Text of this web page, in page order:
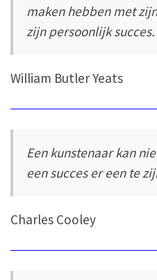
maken hebben met
zijn persoonlijk succes.
William Butler Yeats
Een kunstenaar kan
een succes er een te
Charles Cooley